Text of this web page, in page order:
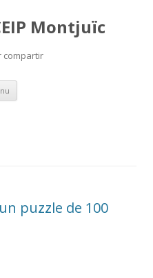
Montjuïc
compartir
Skip
content
puzzle de 100